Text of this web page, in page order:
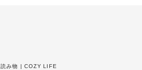
読み物 | COZY LIFE